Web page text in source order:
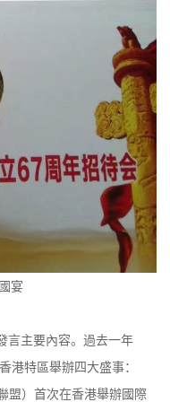
宴
言主要內容。過去一年
港特區舉辦四大盛事：
盟）首次在香港舉辦國際